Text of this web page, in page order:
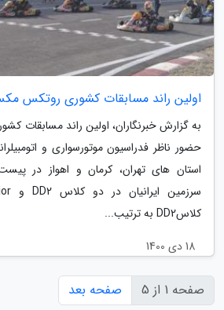
اولین راند مسابقات کشوری روتکس مکس 2021 برگزار
حضور ناظر فدراسیون موتورسواری و
استان های تهران، کرمان و اهواز در
کلاسDD2 به ترتیب...
18 دی 1400
صفحه 1 از 5 صفحه بعد